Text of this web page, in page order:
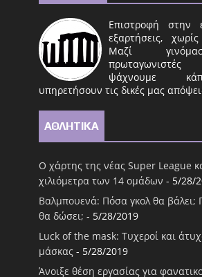
Επιστροφή στην
εξαρτήσεις,
Μαζί
ψάχνουμε
υπηρετήσουν τις δικές μας
ΑΘΛΗΤΙΚΑ
Ο χάρτης της νέας Super League
χιλιόμετρα των 14 ομάδων - 5/28/
Βαλμπουενά: Πόσα γκολ θα βάλει;
θα δώσει; - 5/28/2019
Luck of the mask: Τυχεροί και
μάσκας - 5/28/2019
Άνοιξε θέση εργασίας για